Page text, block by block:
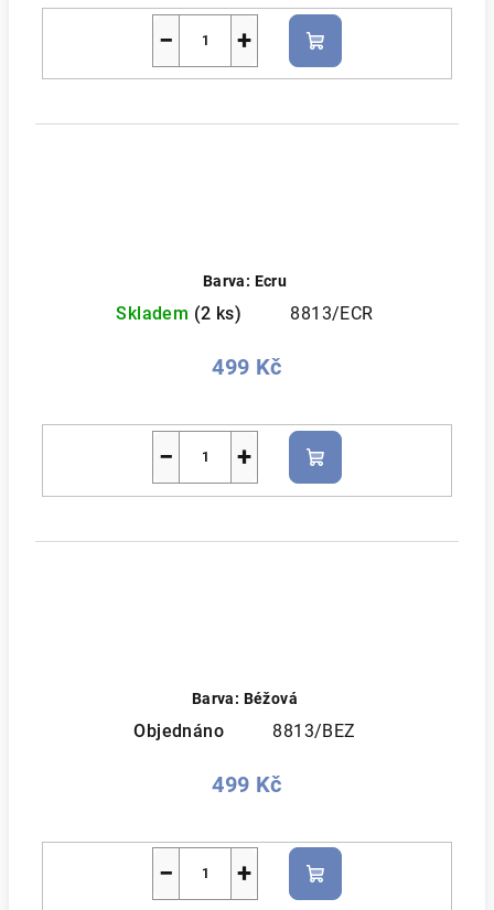
+
−
Do
košíku
Barva: Ecru
Skladem (2 ks) 8813/ECR
499 Kč
+
−
Do
košíku
Barva: Béžová
Objednáno 8813/BEZ
499 Kč
+
−
Do
košíku